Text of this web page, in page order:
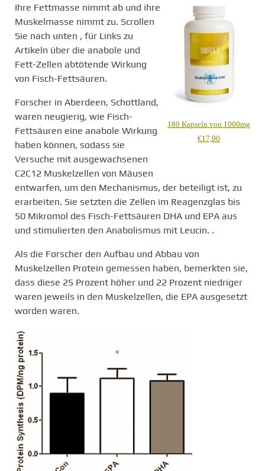
180 Kapseln von 1000mg
€17,90
Ihre Fettmasse nimmt ab und ihre
Muskelmasse nimmt zu. Scrollen
Sie nach unten , für Links zu
Artikeln über die anabole und
Fett-Zellen abtötende Wirkung
von Fisch-Fettsäuren.
Forscher in Aberdeen, Schottland,
waren neugierig, wie Fisch-
Fettsäuren eine anabole Wirkung
haben können, sodass sie
Versuche mit ausgewachsenen
C2C12 Muskelzellen von Mäusen
entwarfen, um den Mechanismus, der beteiligt ist, zu
erarbeiten. Sie setzten die Zellen im Reagenzglas bis
50 Mikromol des Fisch-Fettsäuren DHA und EPA aus
und stimulierten den Anabolismus mit Leucin. .
Als die Forscher den Aufbau und Abbau von
Muskelzellen Protein gemessen haben, bemerkten sie,
dass diese 25 Prozent höher und 22 Prozent niedriger
waren jeweils in den Muskelzellen, die EPA ausgesetzt
worden waren.